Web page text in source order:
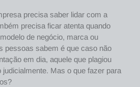
precisa saber lidar com a
precisa ficar atenta quando
de negócio, marca ou
pessoas sabem é que caso não
em dia, aquele que plagiou
judicialmente. Mas o que fazer para